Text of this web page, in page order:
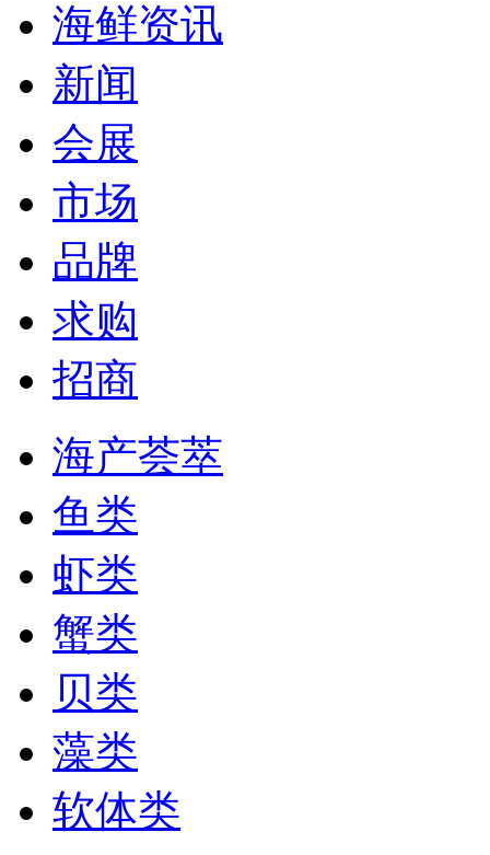
海鲜资讯
新闻
会展
市场
品牌
求购
招商
海产荟萃
鱼类
虾类
蟹类
贝类
藻类
软体类